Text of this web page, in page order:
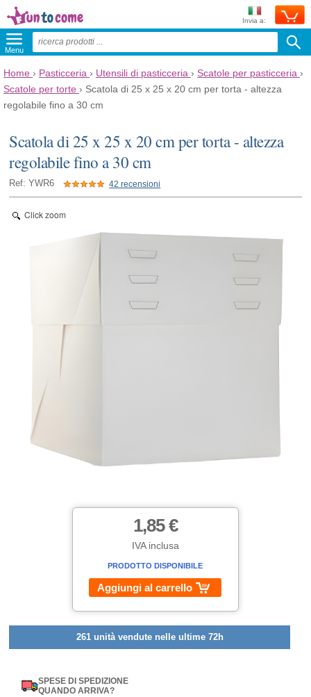
Invia a:
Menu
Home › Pasticceria › Utensili di pasticceria › Scatole per pasticceria ›
Scatole per torte › Scatola di 25 x 25 x 20 cm per torta - altezza
regolabile fino a 30 cm
Scatola di 25 x 25 x 20 cm per torta - altezza
regolabile fino a 30 cm
Ref: YWR6 42 recensioni
Click zoom
1,85 €
IVA inclusa
PRODOTTO DISPONIBILE
Aggiungi al carrello
261 unità vendute nelle ultime 72h
SPESE DI SPEDIZIONE
QUANDO ARRIVA?